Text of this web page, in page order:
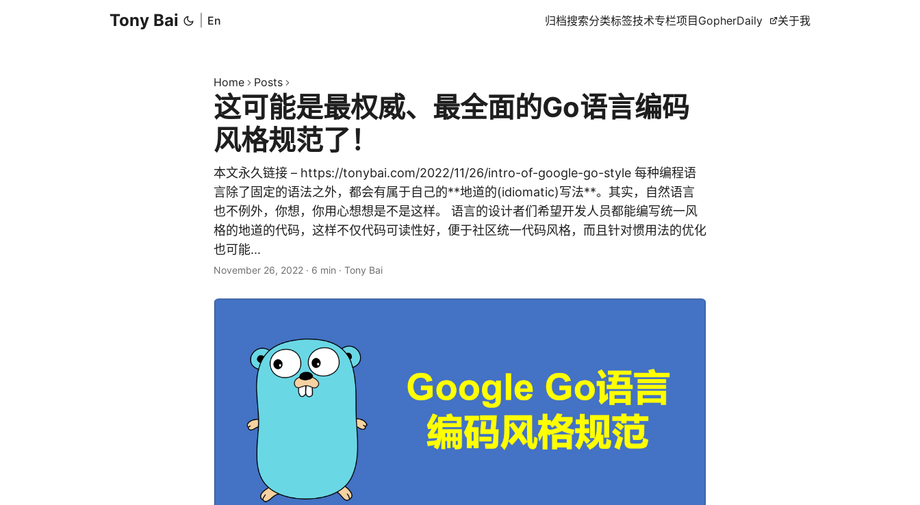
Tony Bai En 归档搜索分类标签技术专栏项目 GopherDaily 关于我
Home Posts
这可能是最权威、最全面的Go语言编码
风格规范了！
本文永久链接 – https://tonybai.com/2022/11/26/intro-of-google-go-style 每种编程语
言除了固定的语法之外，都会有属于自己的**地道的(idiomatic)写法**。其实，自然语言
也不例外，你想，你用心想想是不是这样。 语言的设计者们希望开发人员都能编写统一风
格的地道的代码，这样不仅代码可读性好，便于社区统一代码风格，而且针对惯用法的优化
也可能...
November 26, 2022 · 6 min · Tony Bai